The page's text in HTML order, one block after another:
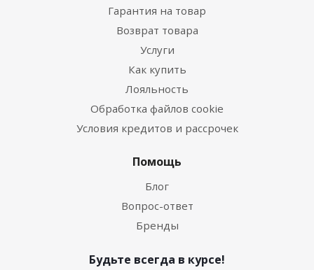
Гарантия на товар
Возврат товара
Услуги
Как купить
Лояльность
Обработка файлов cookie
Условия кредитов и рассрочек
Помощь
Блог
Вопрос-ответ
Бренды
Будьте всегда в курсе!